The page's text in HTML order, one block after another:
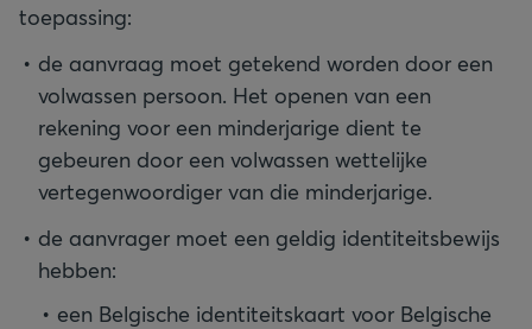
toepassing:
de aanvraag moet getekend worden door een
volwassen persoon. Het openen van een
rekening voor een minderjarige dient te
gebeuren door een volwassen wettelijke
vertegenwoordiger van die minderjarige.
de aanvrager moet een geldig identiteitsbewijs
hebben:
een Belgische identiteitskaart voor Belgische